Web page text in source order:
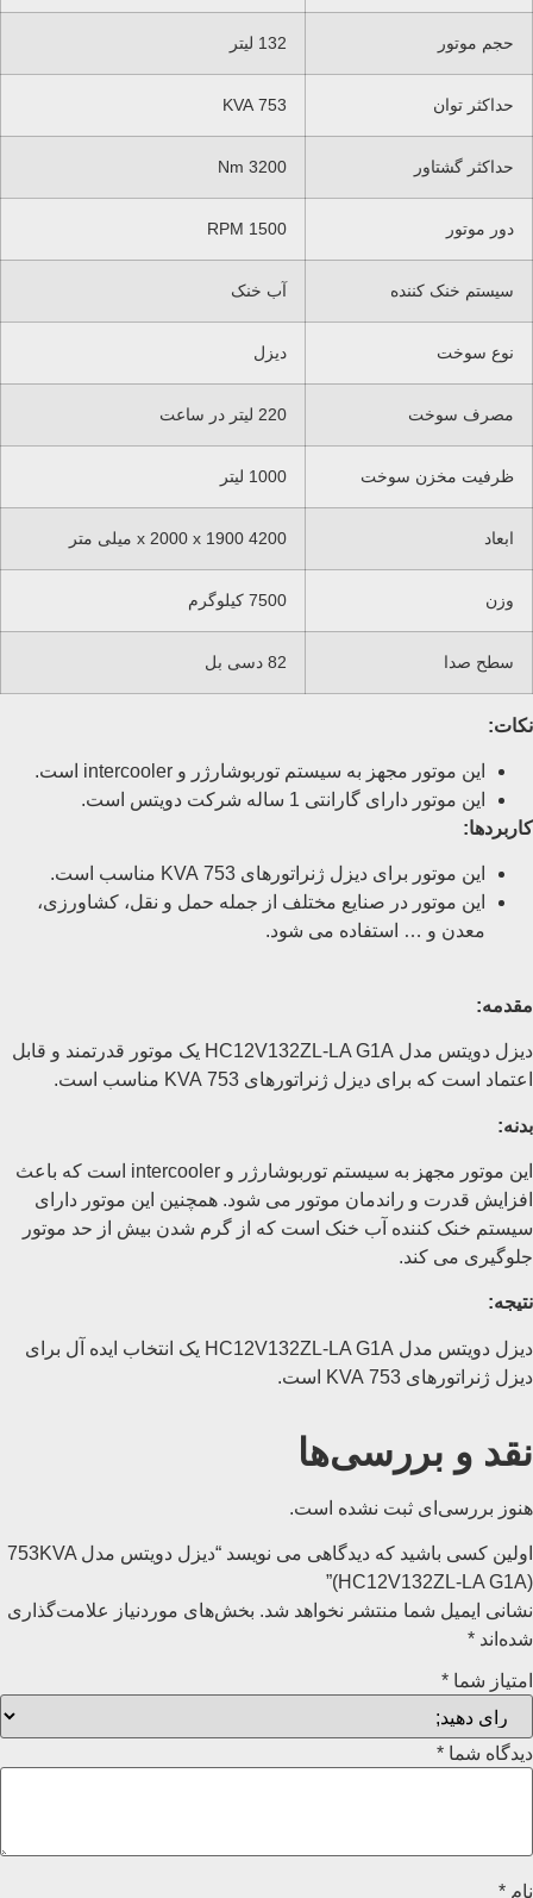
حجم موتور 132 لیتر
حداکثر توان 753 KVA
حداکثر گشتاور 3200 Nm
دور موتور 1500 RPM
سیستم خنک کننده آب خنک
نوع سوخت دیزل
مصرف سوخت 220 لیتر در ساعت
ظرفیت مخزن سوخت 1000 لیتر
ابعاد 4200 x 2000 x 1900 میلی متر
وزن 7500 کیلوگرم
سطح صدا 82 دسی بل
نکات:
این موتور مجهز به سیستم توربوشارژر و intercooler است.
این موتور دارای گارانتی 1 ساله شرکت دویتس است.
کاربردها:
این موتور برای دیزل ژنراتورهای 753 KVA مناسب است.
این موتور در صنایع مختلف از جمله حمل و نقل، کشاورزی،
معدن و … استفاده می شود.
مقدمه:
دیزل دویتس مدل HC12V132ZL-LA G1A یک موتور قدرتمند و قابل
اعتماد است که برای دیزل ژنراتورهای 753 KVA مناسب است.
بدنه:
این موتور مجهز به سیستم توربوشارژر و intercooler است که باعث
افزایش قدرت و راندمان موتور می شود. همچنین این موتور دارای
سیستم خنک کننده آب خنک است که از گرم شدن بیش از حد موتور
جلوگیری می کند.
نتیجه:
دیزل دویتس مدل HC12V132ZL-LA G1A یک انتخاب ایده آل برای
دیزل ژنراتورهای 753 KVA است.
نقد و بررسی‌ها
هنوز بررسی‌ای ثبت نشده است.
اولین کسی باشید که دیدگاهی می نویسد “دیزل دویتس مدل 753KVA
(HC12V132ZL-LA G1A)”
نشانی ایمیل شما منتشر نخواهد شد. بخش‌های موردنیاز علامت‌گذاری
شده‌اند *
امتیاز شما *
دیدگاه شما *
نام *